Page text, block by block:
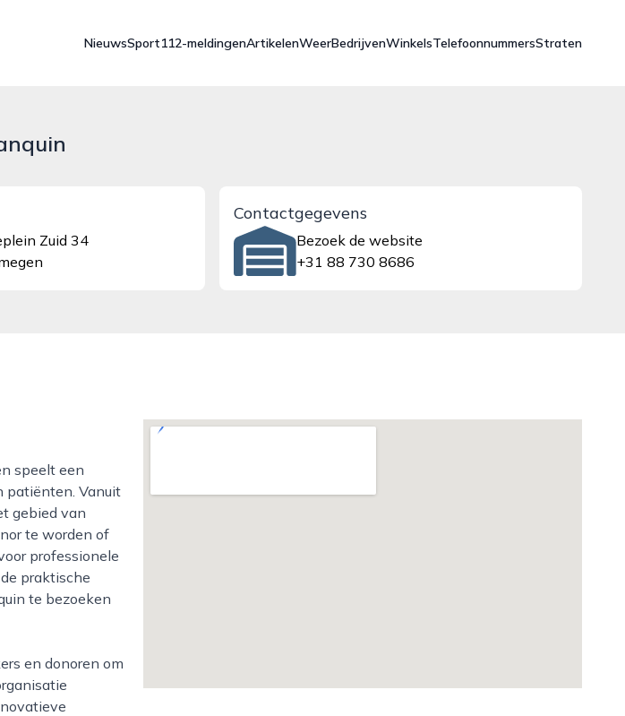
NieuwsSport112-meldingenArtikelenWeerBedrijvenWinkelsTelefoonnummersStraten
Zuid 34
Contactgegevens
Bezoek de website
+31 88 730 8686
patiënten. Vanuit
gebied van
te worden of
professionele
praktische
te bezoeken